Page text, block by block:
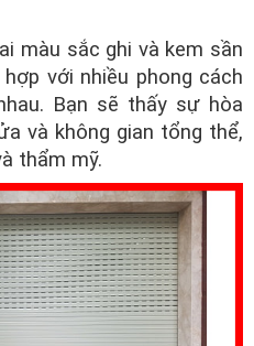
màu sắc ghi và kem sần
với nhiều phong cách
Bạn sẽ thấy sự hòa
và không gian tổng thể,
thẩm mỹ.